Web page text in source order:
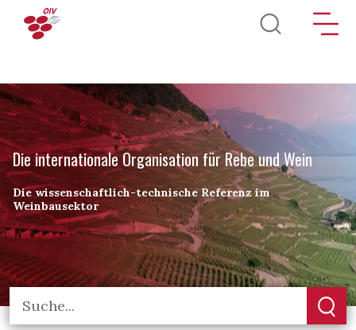
Direkt zum Inhalt
Die internationale Organisation für Rebe und Wein
Die wissenschaftlich-technische Referenz im
Weinbausektor